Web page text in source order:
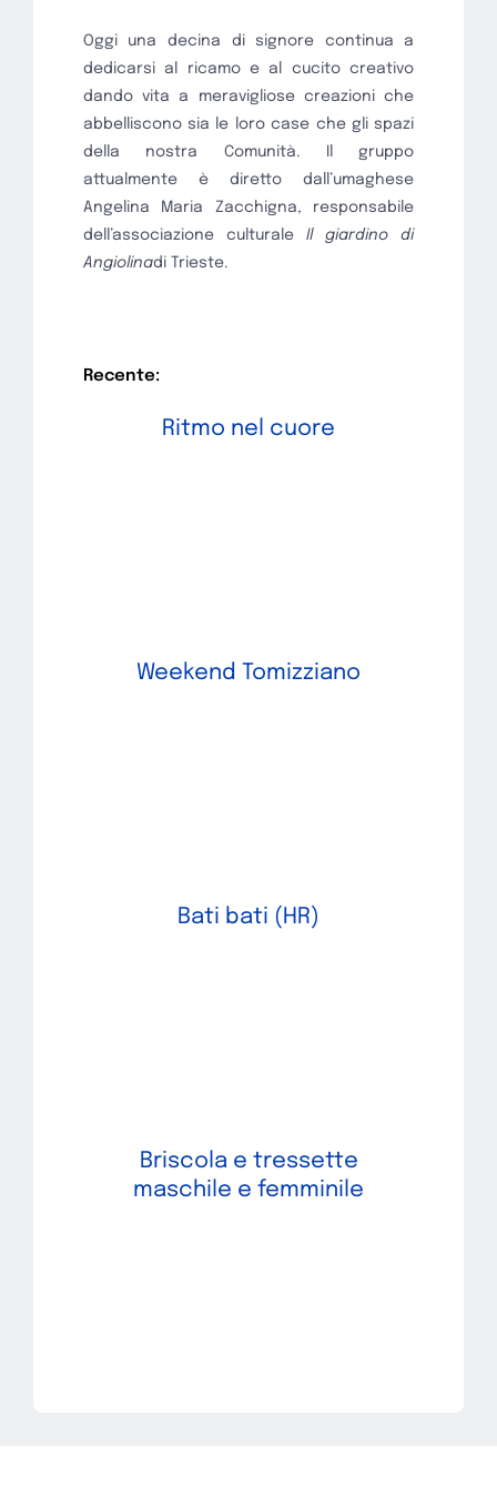
Oggi una decina di signore continua a
dedicarsi al ricamo e al cucito creativo
dando vita a meravigliose creazioni che
abbelliscono sia le loro case che gli spazi
della nostra Comunità. Il gruppo
attualmente è diretto dall’umaghese
Angelina Maria Zacchigna, responsabile
dell’associazione culturale Il giardino di
Angiolinadi Trieste.
Recente:
Ritmo nel cuore
Weekend Tomizziano
Bati bati (HR)
Briscola e tressette
maschile e femminile